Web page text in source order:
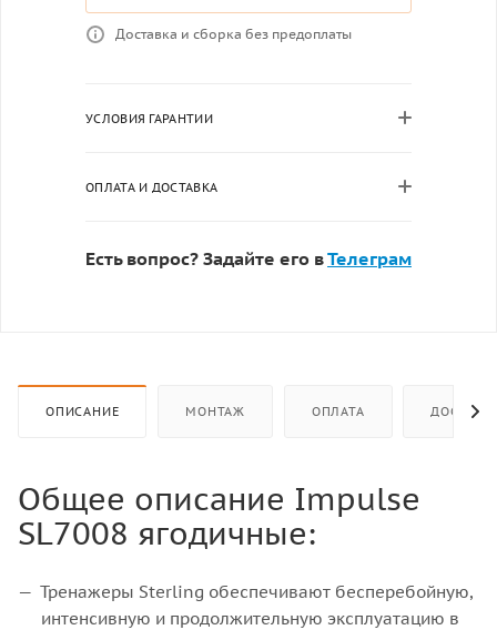
Доставка и сборка без предоплаты
УСЛОВИЯ ГАРАНТИИ
ОПЛАТА И ДОСТАВКА
Есть вопрос? Задайте его вТелеграм
ОПИСАНИЕ МОНТАЖ ОПЛАТА
Общее описание Impulse
SL7008 ягодичные:
Тренажеры Sterling обеспечивают бесперебойную,
интенсивную и продолжительную эксплуатацию в